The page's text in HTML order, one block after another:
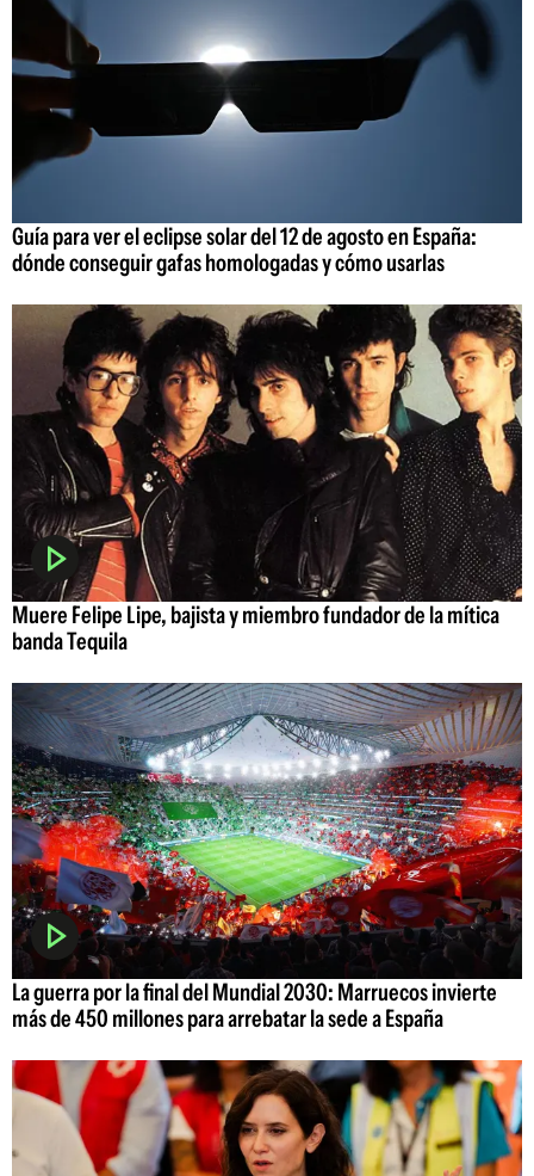
Guía para ver el eclipse solar del 12 de agosto en España:
dónde conseguir gafas homologadas y cómo usarlas
Muere Felipe Lipe, bajista y miembro fundador de la mítica
banda Tequila
La guerra por la final del Mundial 2030: Marruecos invierte
más de 450 millones para arrebatar la sede a España